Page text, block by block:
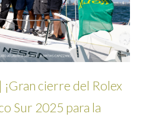
¡Gran cierre del Rolex
Sur 2025 para la